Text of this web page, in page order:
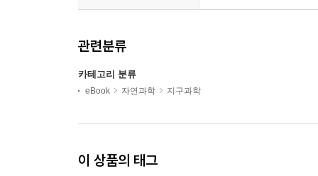
관련분류
카테고리 분류
eBook 자연과학 지구과학
이 상품의 태그